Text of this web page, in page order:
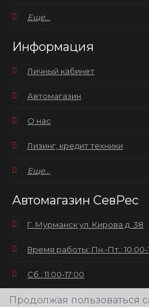
Еще...
Информация
Личный кабинет
Автомагазин
О нас
Лизинг, кредит техники
Еще...
Автомагазин СевРес
Г. Мурманск ул. Кирова д. 38
Время работы: Пн.-Пт.: 10:00-
Сб.: 11:00-17:00
Вс.: выходной
Продолжая пользоваться